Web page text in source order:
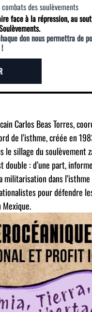
des soulèvements
face à la répression, au
don nous permettra de
Carlos Beas Torres,
de l’isthme, créée en
le sillage du soulèvement
: d’une part,
dans
pour défendre